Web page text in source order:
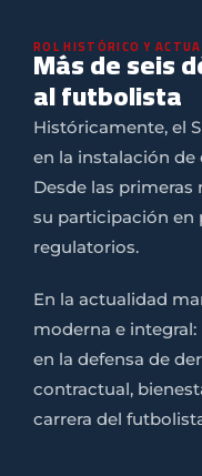
Históricamente, el
en la instalación de
Desde las primeras
su participación en
regulatorios.
En la actualidad
moderna e
en la defensa de
contractual,
carrera del
Más de seis
al futbolista
ROL HISTÓRICO Y